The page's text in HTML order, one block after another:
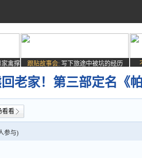
家禽撑
跟贴故事会: 写下旅途中被坑的经历
老家！第三部定名《
看看
参与)